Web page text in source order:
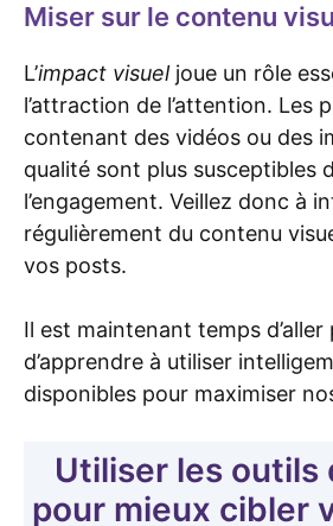
Miser sur le contenu
L’impact visueljoue un rôle
l’attraction de l’attention. Les
contenant des vidéos ou des
qualité sont plus susceptibles
l’engagement. Veillez donc à
régulièrement du contenu
vos posts.
Il est maintenant temps d’aller
d’apprendre à utiliser
disponibles pour maximiser
Utiliser les outils
pour mieux cibler